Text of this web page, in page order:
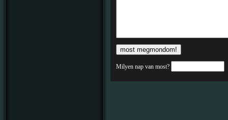
Milyen nap van most?